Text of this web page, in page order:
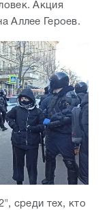
Акция
Аллее Героев.
среди тех, кто